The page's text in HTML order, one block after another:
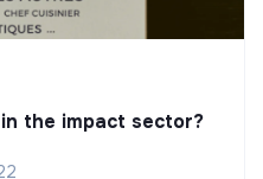
the impact sector?